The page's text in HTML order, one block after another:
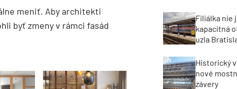
meniť. Aby architekti
byť zmeny v rámci fasád
Filiálka nie
kapacitná
uzla
Historický
nové
závery